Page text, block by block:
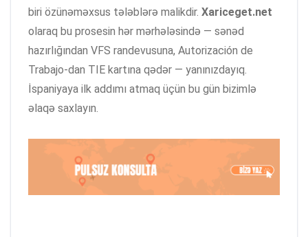
biri özünəməxsus tələblərə malikdir. Xariceget.net
olaraq bu prosesin hər mərhələsində — sənəd
hazırlığından VFS randevusuna, Autorización de
Trabajo-dan TIE kartına qədər — yanınızdayıq.
İspaniyaya ilk addımı atmaq üçün bu gün bizimlə
əlaqə saxlayın.